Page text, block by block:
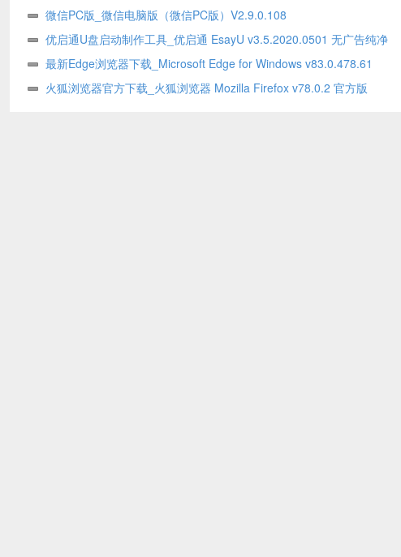
微信PC版_微信电脑版（微信PC版）V2.9.0.108
优启通U盘启动制作工具_优启通 EsayU v3.5.2020.0501 无广告纯净
版 最新Edge浏览器下载_Microsoft Edge for Windows v83.0.478.61
火狐浏览器官方下载_火狐浏览器 Mozilla Firefox v78.0.2 官方版